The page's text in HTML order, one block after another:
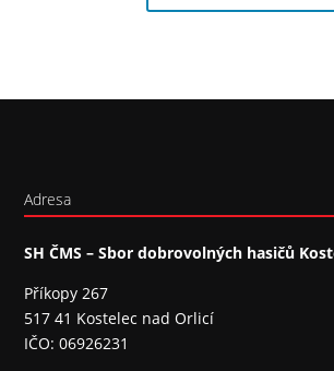
Adresa
SH ČMS – Sbor dobrovolných hasičů
Příkopy 267
517 41 Kostelec nad Orlicí
IČO: 06926231